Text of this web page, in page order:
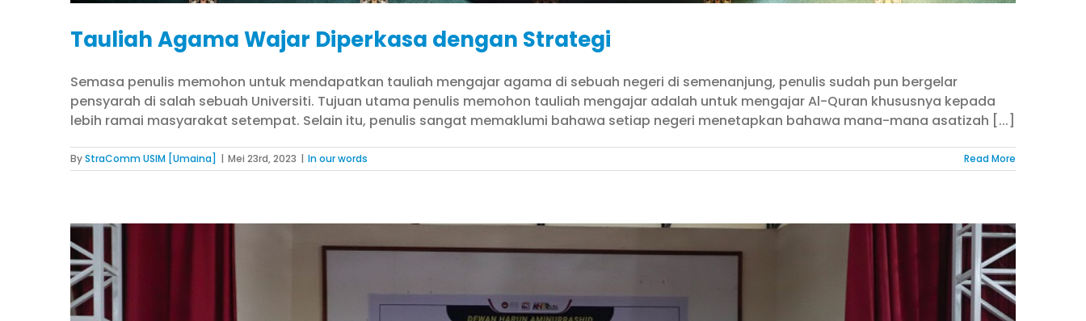
Tauliah Agama Wajar Diperkasa dengan Strategi
Semasa penulis memohon untuk mendapatkan tauliah mengajar agama di sebuah negeri di semenanjung, penulis sudah pun bergelar
pensyarah di salah sebuah Universiti. Tujuan utama penulis memohon tauliah mengajar adalah untuk mengajar Al-Quran khususnya kepada
lebih ramai masyarakat setempat. Selain itu, penulis sangat memaklumi bahawa setiap negeri menetapkan bahawa mana-mana asatizah [...]
ByStraComm USIM [Umaina] | Mei 23rd, 2023 | In our words Read More